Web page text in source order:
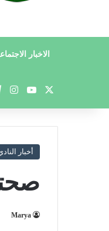
الاخبار
يوتيوب
أخبار
Marya